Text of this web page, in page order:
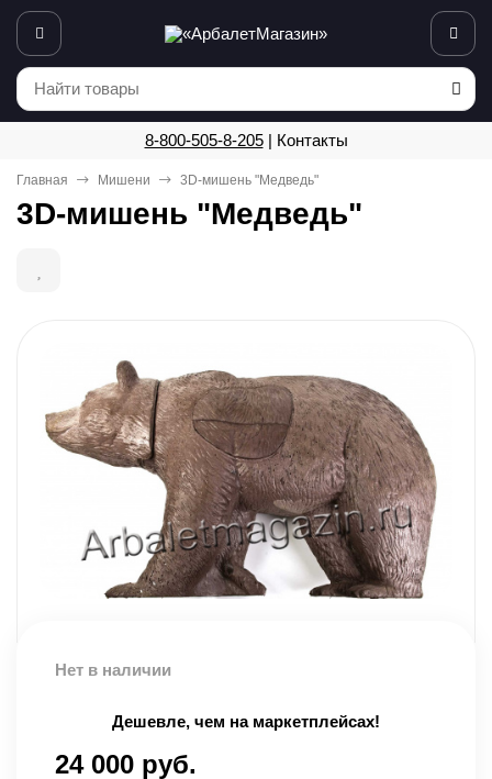
8-800-505-8-205| Контакты
Главная Мишени 3D-мишень "Медведь"
3D-мишень "Медведь"
Нет в наличии
Дешевле, чем на маркетплейсах!
24 000 руб.